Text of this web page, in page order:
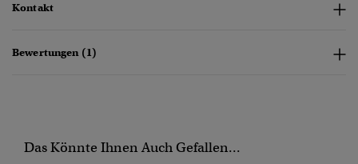
Kontakt
Bewertungen (1)
Das Könnte Ihnen Auch Gefallen...